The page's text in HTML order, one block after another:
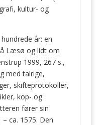
kultur- og
år: en
Læsø og lidt om
1999, 267 s.,
med talrige,
skifteprotokoller,
kop- og
fører sin
ca. 1575. Den